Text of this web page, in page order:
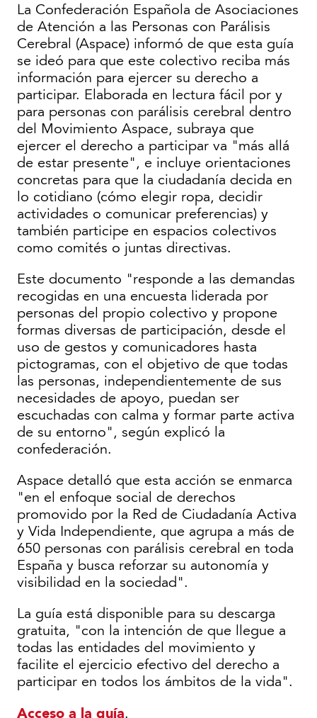
La Confederación Española de Asociaciones
de Atención a las Personas con Parálisis
Cerebral (Aspace) informó de que esta guía
se ideó para que este colectivo reciba más
información para ejercer su derecho a
participar. Elaborada en lectura fácil por y
para personas con parálisis cerebral dentro
del Movimiento Aspace, subraya que
ejercer el derecho a participar va "más allá
de estar presente", e incluye orientaciones
concretas para que la ciudadanía decida en
lo cotidiano (cómo elegir ropa, decidir
actividades o comunicar preferencias) y
también participe en espacios colectivos
como comités o juntas directivas.
Este documento "responde a las demandas
recogidas en una encuesta liderada por
personas del propio colectivo y propone
formas diversas de participación, desde el
uso de gestos y comunicadores hasta
pictogramas, con el objetivo de que todas
las personas, independientemente de sus
necesidades de apoyo, puedan ser
escuchadas con calma y formar parte activa
de su entorno", según explicó la
confederación.
Aspace detalló que esta acción se enmarca
"en el enfoque social de derechos
promovido por la Red de Ciudadanía Activa
y Vida Independiente, que agrupa a más de
650 personas con parálisis cerebral en toda
España y busca reforzar su autonomía y
visibilidad en la sociedad".
La guía está disponible para su descarga
gratuita, "con la intención de que llegue a
todas las entidades del movimiento y
facilite el ejercicio efectivo del derecho a
participar en todos los ámbitos de la vida".
Acceso a la guía.